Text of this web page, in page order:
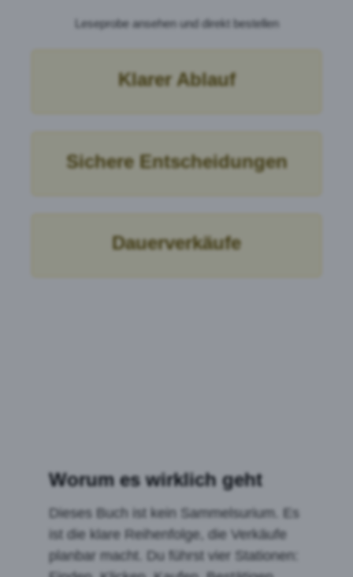
Leseprobe ansehen und direkt bestellen
Klarer Ablauf
Sichere Entscheidungen
Dauerverkäufe
Worum es wirklich geht
Dieses Buch ist kein Sammelsurium. Es
ist die klare Reihenfolge, die Verkäufe
planbar macht. Du führst vier Stationen: